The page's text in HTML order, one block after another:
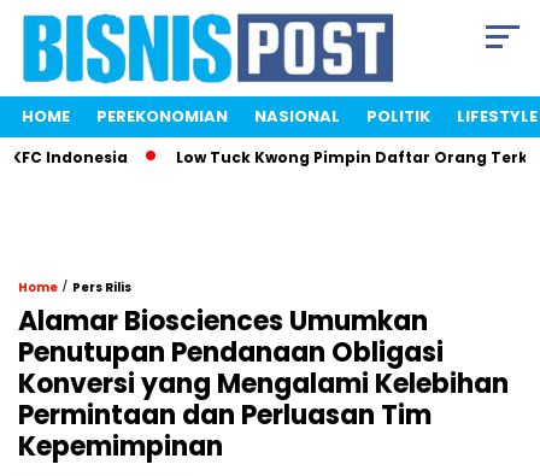
HOME PEREKONOMIAN NASIONAL POLITIK LIFESTYLE
Low Tuck Kwong Pimpin Daftar Orang Terkaya
Home / Pers Rilis
Alamar Biosciences Umumkan
Penutupan Pendanaan Obligasi
Konversi yang Mengalami Kelebihan
Permintaan dan Perluasan Tim
Kepemimpinan